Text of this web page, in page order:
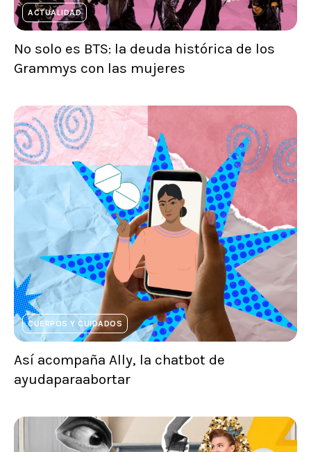
ACTUALIDAD
No solo es BTS: la deuda histórica de los
Grammys con las mujeres
CUERPOS Y CUIDADOS
Así acompaña Ally, la chatbot de
ayudaparaabortar